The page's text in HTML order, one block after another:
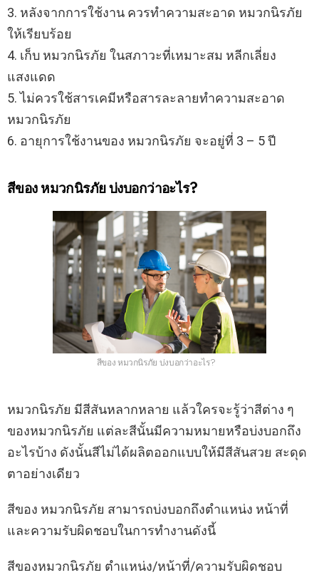
3. หลังจากการใช้งาน ควรทำความสะอาด หมวกนิรภัย
ให้เรียบร้อย
4. เก็บ หมวกนิรภัย ในสภาวะที่เหมาะสม หลีกเลี่ยง
แสงแดด
5. ไม่ควรใช้สารเคมีหรือสารละลายทำความสะอาด
หมวกนิรภัย
6. อายุการใช้งานของ หมวกนิรภัย จะอยู่ที่ 3 – 5 ปี
สีของ หมวกนิรภัย บ่งบอกว่าอะไร?
สีของ หมวกนิรภัย บ่งบอกว่าอะไร?
หมวกนิรภัย มีสีสันหลากหลาย แล้วใครจะรู้ว่าสีต่าง ๆ
ของหมวกนิรภัย แต่ละสีนั้นมีความหมายหรือบ่งบอกถึง
อะไรบ้าง ดังนั้นสีไม่ได้ผลิตออกแบบให้มีสีสันสวย สะดุด
ตาอย่างเดียว
สีของ หมวกนิรภัย สามารถบ่งบอกถึงตำแหน่ง หน้าที่
และความรับผิดชอบในการทำงานดังนี้
สีของหมวกนิรภัย ตำแหน่ง/หน้าที่/ความรับผิดชอบ